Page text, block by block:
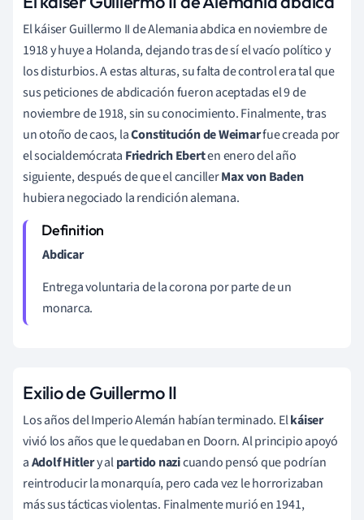
El káiser Guillermo II de Alemania abdica en noviembre de
1918 y huye a Holanda, dejando tras de sí el vacío político y
los disturbios. A estas alturas, su falta de control era tal que
sus peticiones de abdicación fueron aceptadas el 9 de
noviembre de 1918, sin su conocimiento. Finalmente, tras
un otoño de caos, laConstitución de Weimarfue creada por
el socialdemócrata Friedrich Eberten enero del año
siguiente, después de que el cancillerMax von Baden
hubiera negociado la rendición alemana.
Abdicar
Entrega voluntaria de la corona por parte de un
monarca.
Exilio de Guillermo II
Los años del Imperio Alemán habían terminado. Elkáiser
vivió los años que le quedaban en Doorn. Al principio apoyó
aAdolf Hitlery alpartido nazicuando pensó que podrían
reintroducir la monarquía, pero cada vez le horrorizaban
más sus tácticas violentas. Finalmente murió en 1941,